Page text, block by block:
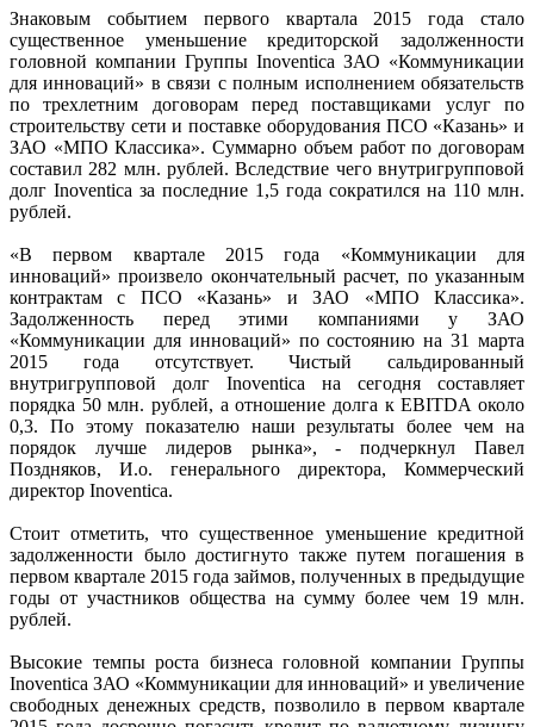
Знаковым событием первого квартала 2015 года стало
существенное уменьшение кредиторской задолженности
головной компании Группы Inoventica ЗАО «Коммуникации
для инноваций» в связи с полным исполнением обязательств
по трехлетним договорам перед поставщиками услуг по
строительству сети и поставке оборудования ПСО «Казань» и
ЗАО «МПО Классика». Суммарно объем работ по договорам
составил 282 млн. рублей. Вследствие чего внутригрупповой
долг Inoventica за последние 1,5 года сократился на 110 млн.
рублей.
«В первом квартале 2015 года «Коммуникации для
инноваций» произвело окончательный расчет, по указанным
контрактам с ПСО «Казань» и ЗАО «МПО Классика».
Задолженность перед этими компаниями у ЗАО
«Коммуникации для инноваций» по состоянию на 31 марта
2015 года отсутствует. Чистый сальдированный
внутригрупповой долг Inoventica на сегодня составляет
порядка 50 млн. рублей, а отношение долга к EBITDA около
0,3. По этому показателю наши результаты более чем на
порядок лучше лидеров рынка», - подчеркнул Павел
Поздняков, И.о. генерального директора, Коммерческий
директор Inoventica.
Стоит отметить, что существенное уменьшение кредитной
задолженности было достигнуто также путем погашения в
первом квартале 2015 года займов, полученных в предыдущие
годы от участников общества на сумму более чем 19 млн.
рублей.
Высокие темпы роста бизнеса головной компании Группы
Inoventica ЗАО «Коммуникации для инноваций» и увеличение
свободных денежных средств, позволило в первом квартале